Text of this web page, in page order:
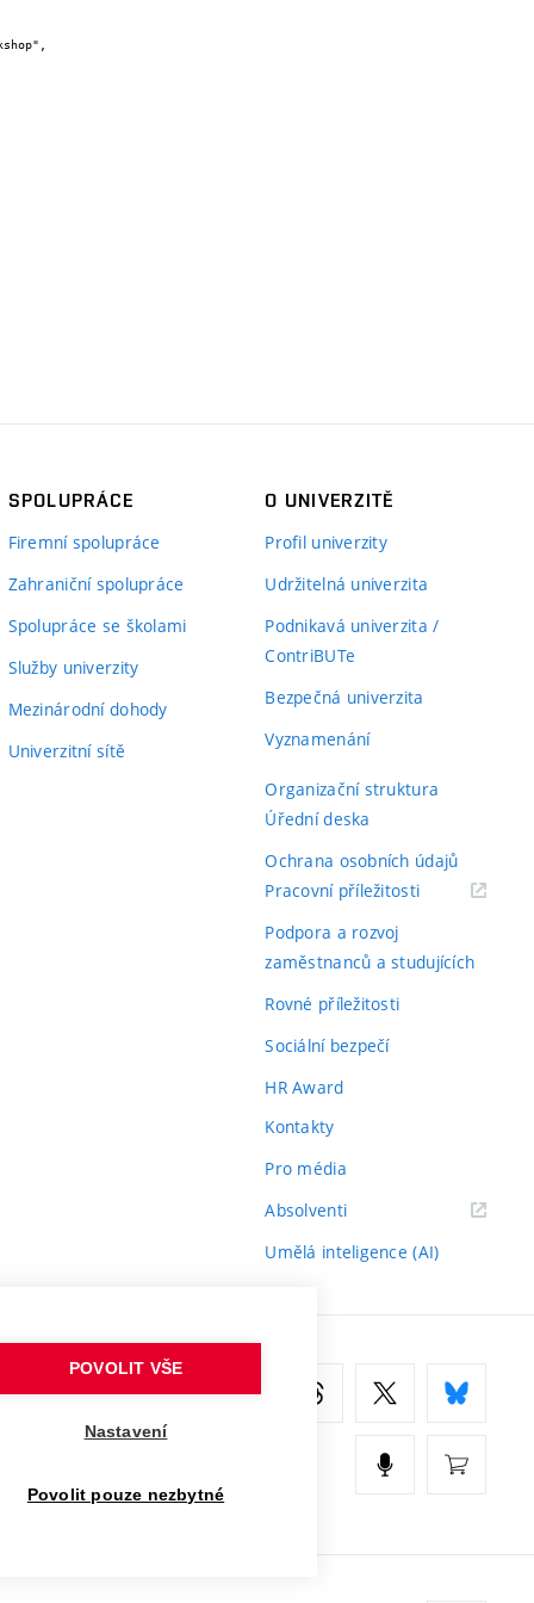
SPOLUPRÁCE
Firemní spolupráce
Zahraniční spolupráce
Spolupráce se školami
Služby univerzity
Mezinárodní dohody
Univerzitní sítě
O UNIVERZITĚ
Profil univerzity
Udržitelná univerzita
Podnikavá univerzita /
ContriBUTe
Bezpečná univerzita
Vyznamenání
Organizační struktura
Úřední deska
Ochrana osobních údajů
Pracovní příležitosti(externí
Podpora a rozvoj
zaměstnanců a studujících
Rovné příležitosti
Sociální bezpečí
HR Award
Kontakty
Pro média
Absolventi(externí
Umělá inteligence (AI)
POVOLIT VŠE
Nastavení
Povolit pouze nezbytné